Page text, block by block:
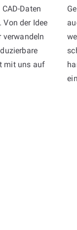
Daten
der Idee
verwandeln
mit uns auf